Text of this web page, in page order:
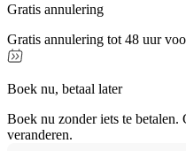
Gratis annulering
Gratis annulering tot 48 uur
Boek nu, betaal later
Boek nu zonder iets te betalen.
veranderen.